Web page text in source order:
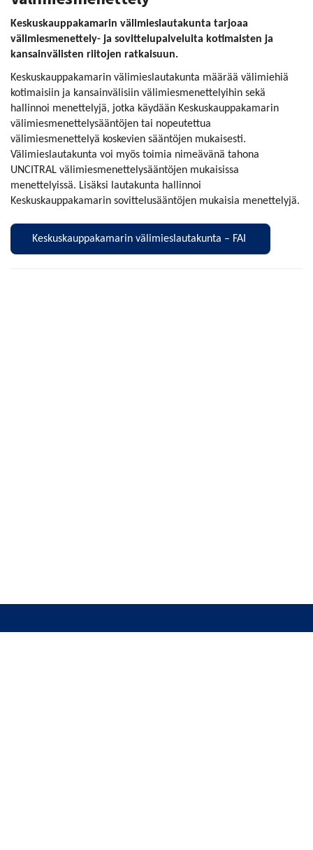
Keskuskauppakamarin välimieslautakunta tarjoaa
välimiesmenettely- ja sovittelupalveluita kotimaisten ja
kansainvälisten riitojen ratkaisuun.
Keskuskauppakamarin välimieslautakunta määrää välimiehiä
kotimaisiin ja kansainvälisiin välimiesmenettelyihin sekä
hallinnoi menettelyjä, jotka käydään Keskuskauppakamarin
välimiesmenettelysääntöjen tai nopeutettua
välimiesmenettelyä koskevien sääntöjen mukaisesti.
Välimieslautakunta voi myös toimia nimeävänä tahona
UNCITRAL välimiesmenettelysääntöjen mukaisissa
menettelyissä. Lisäksi lautakunta hallinnoi
Keskuskauppakamarin sovittelusääntöjen mukaisia menettelyjä.
Keskuskauppakamarin välimieslautakunta – FAI